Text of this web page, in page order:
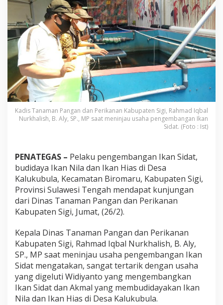
D
i
k
e
m
b
n
g
k
a
n
d
r
o
m
a
u
Kadis Tanaman Pangan dan Perikanan Kabupaten Sigi, Rahmad Iqbal
Nurkhalish, B. Aly, SP., MP saat meninjau usaha pengembangan Ikan
Sidat. (Foto : Ist)
PENATEGAS – Pelaku pengembangan Ikan Sidat,
budidaya Ikan Nila dan Ikan Hias di Desa
Kalukubula, Kecamatan Biromaru, Kabupaten Sigi,
Provinsi Sulawesi Tengah mendapat kunjungan
dari Dinas Tanaman Pangan dan Perikanan
Kabupaten Sigi, Jumat, (26/2).
Kepala Dinas Tanaman Pangan dan Perikanan
Kabupaten Sigi, Rahmad Iqbal Nurkhalish, B. Aly,
SP., MP saat meninjau usaha pengembangan Ikan
Sidat mengatakan, sangat tertarik dengan usaha
yang digeluti Widiyanto yang mengembangkan
Ikan Sidat dan Akmal yang membudidayakan Ikan
Nila dan Ikan Hias di Desa Kalukubula.